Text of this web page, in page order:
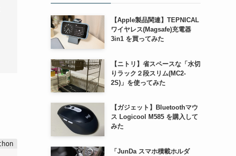
【Apple製品関連】TEPNICAL
ワイヤレス(Magsafe)充電器
3in1 を買ってみた
【ニトリ】省スペースな「水切
りラック２段スリム(MC2-
2S)」を使ってみた
【ガジェット】Bluetoothマウ
ス Logicool M585 を購入して
みた
「JunDa スマホ積載ホルダ